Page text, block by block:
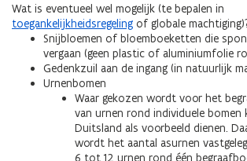
Wat is eventueel wel mogelijk (te bepalen in
toegankelijkheidsregeling of globale
Snijbloemen of bloemboeketten die
vergaan (geen plastic of aluminiumfolie
Gedenkzuil aan de ingang (in natuurlijk
Urnenbomen
Waar gekozen wordt voor het
van urnen rond individuele bomen
Duitsland als voorbeeld dienen.
wordt het aantal asurnen
6 tot 12 urnen rond één